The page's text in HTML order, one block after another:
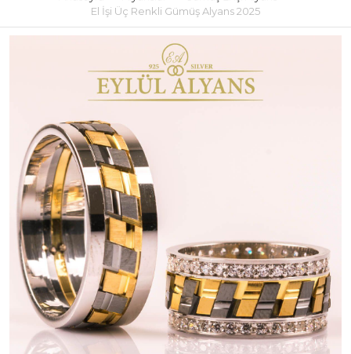
El İşi Üç Renkli Gümüş Alyans 2025